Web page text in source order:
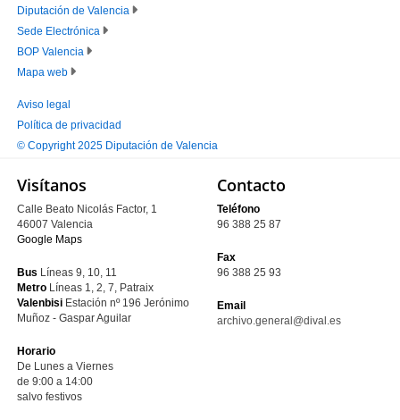
PIE
PRINCIPAL
Diputación de Valencia
Sede Electrónica
BOP Valencia
Mapa web
PIE
SECUNDARIO
Aviso legal
Política de privacidad
© Copyright 2025 Diputación de Valencia
Visítanos
Calle Beato Nicolás Factor, 1
46007 Valencia
Google Maps
Bus Líneas 9, 10, 11
Metro Líneas 1, 2, 7, Patraix
Valenbisi Estación nº 196 Jerónimo
Muñoz - Gaspar Aguilar
Horario
De Lunes a Viernes
de 9:00 a 14:00
salvo festivos
Contacto
Teléfono
96 388 25 87
Fax
96 388 25 93
Email
archivo.general@dival.es